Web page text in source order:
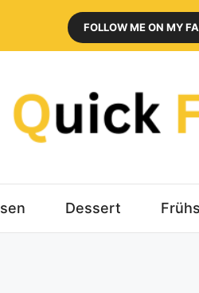
FOLLOW ME ON MY
Dessert